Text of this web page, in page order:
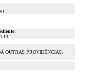
OUTRAS PROVIDÊNCIAS.